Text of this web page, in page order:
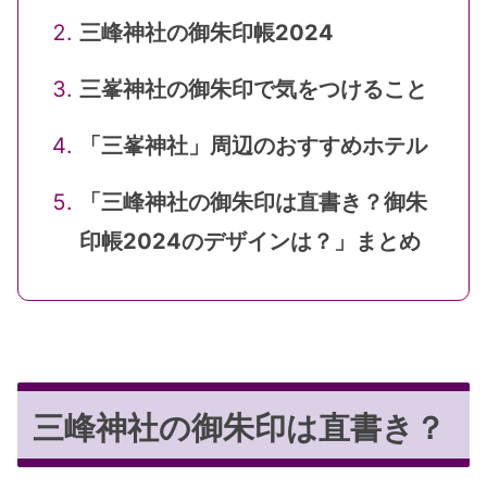
三峰神社の御朱印帳2024
三峯神社の御朱印で気をつけること
「三峯神社」周辺のおすすめホテル
「三峰神社の御朱印は直書き？御朱
印帳2024のデザインは？」まとめ
三峰神社の御朱印は直書き？